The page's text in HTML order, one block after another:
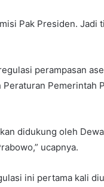
Pak Presiden. Jadi
perampasan
Pemerintah
didukung oleh
ucapnya.
ini pertama kali